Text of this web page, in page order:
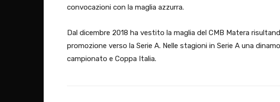
convocazioni con la maglia azzurra.
Dal dicembre 2018 ha vestito la maglia del CMB Matera
promozione verso la Serie A. Nelle stagioni in Serie A una
campionato e Coppa Italia.